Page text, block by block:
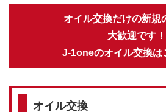
オイル交換だけの新規
大歓迎です！
J-1oneのオイル交換は
オイル交換